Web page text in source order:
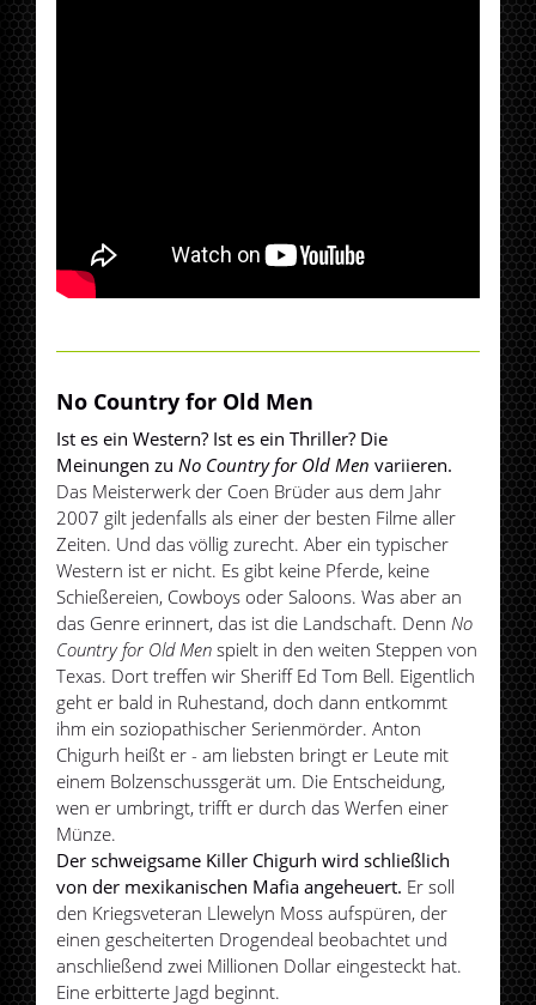
No Country for Old Men
Ist es ein Western? Ist es ein Thriller? Die
Meinungen zu No Country for Old Men variieren.
Das Meisterwerk der Coen Brüder aus dem Jahr
2007 gilt jedenfalls als einer der besten Filme aller
Zeiten. Und das völlig zurecht. Aber ein typischer
Western ist er nicht. Es gibt keine Pferde, keine
Schießereien, Cowboys oder Saloons. Was aber an
das Genre erinnert, das ist die Landschaft. Denn No
Country for Old Men spielt in den weiten Steppen von
Texas. Dort treffen wir Sheriff Ed Tom Bell. Eigentlich
geht er bald in Ruhestand, doch dann entkommt
ihm ein soziopathischer Serienmörder. Anton
Chigurh heißt er - am liebsten bringt er Leute mit
einem Bolzenschussgerät um. Die Entscheidung,
wen er umbringt, trifft er durch das Werfen einer
Münze.
Der schweigsame Killer Chigurh wird schließlich
von der mexikanischen Mafia angeheuert. Er soll
den Kriegsveteran Llewelyn Moss aufspüren, der
einen gescheiterten Drogendeal beobachtet und
anschließend zwei Millionen Dollar eingesteckt hat.
Eine erbitterte Jagd beginnt.